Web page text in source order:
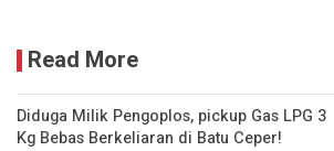
Read More
Diduga Milik Pengoplos, pickup Gas LPG 3
Kg Bebas Berkeliaran di Batu Ceper!